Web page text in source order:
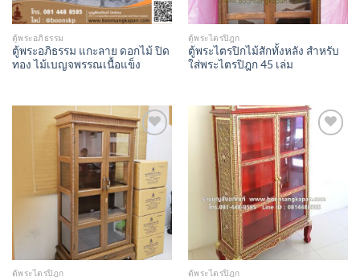
ตู้พระอภิธรรม
ตู้พระอภิธรรม แกะลาย ดอกไม้ ปิด
ทอง ไม้เบญจพรรณเนื้อแข็ง
ตู้พระไตรปิฎก
ตู้พระไตรปิกไม้สักทั้งหลัง สำหรับ
ใส่พระไตรปิฎก 45 เล่ม
Add to
Wishlist
ตู้พระไตรปิฎก
Add to
ตู้พระไตรปิฎก